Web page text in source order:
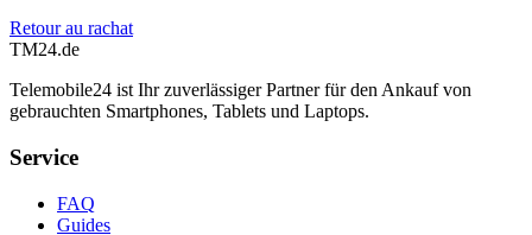
Retour au rachat
TM24.de
Telemobile24 ist Ihr zuverlässiger Partner für den Ankauf von
gebrauchten Smartphones, Tablets und Laptops.
Service
FAQ
Guides